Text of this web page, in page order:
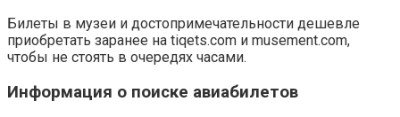
Билеты в музеи и достопримечательности дешевле
приобретать заранее на tiqets.com и musement.com,
чтобы не стоять в очередях часами.
Информация о поиске авиабилетов